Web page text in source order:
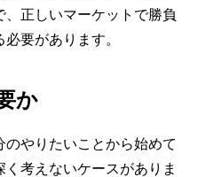
正しいマーケットで勝負
要があります。
か
やりたいことから始めて
考えないケースがありま